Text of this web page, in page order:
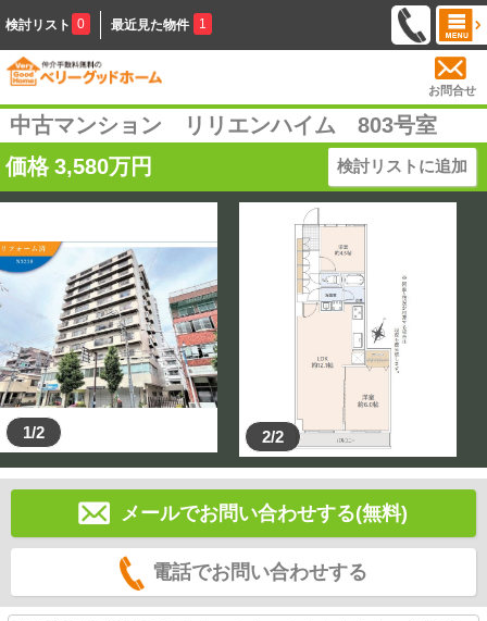
検討リスト 0 最近見た物件 1
お問合せ
中古マンション リリエンハイム 803号室
価格 3,580万円 検討リストに追加
1/2 2/2
メールでお問い合わせする(無料)
電話でお問い合わせする